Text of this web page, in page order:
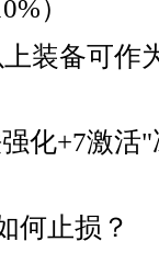
）
装备可作
化+7激活
何止损？